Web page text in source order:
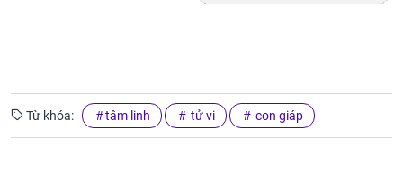
Từ khóa: tâm linh tử vi con giáp